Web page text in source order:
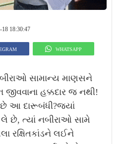
18 18:30:47
WHATSAPP
સામાન્ય માણસને
હક્કદાર જ નથી!
છે આ દારૂબંધી?જયાં
લે છે, ત્યાં નબીરાઓ સામે
રક્ષિતકાંડને લઈને